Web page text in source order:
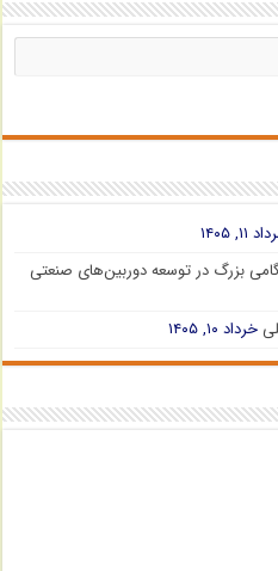
۱۱, ۱۴۰۵
بزرگ در توسعه دوربین‌های صنعتی
خرداد ۱۰, ۱۴۰۵